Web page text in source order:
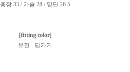
총장 33 / 가슴 28 / 밑단 26.5
[fitting color]
유진 - 딥카키